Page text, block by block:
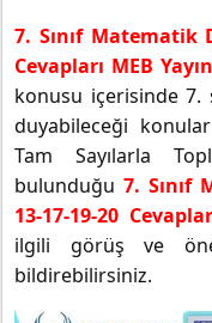
7. Sınıf Matematik
Cevapları MEB
konusu içerisinde 7.
duyabileceği
Tam Sayılarla
bulunduğu 7. Sınıf
13-17-19-20
ilgili görüş ve
bildirebilirsiniz.